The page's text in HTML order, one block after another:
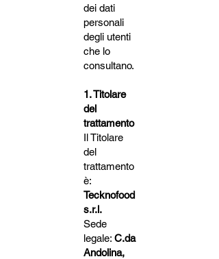
dei dati
personali
degli utenti
che lo
consultano.
1. Titolare
del
trattamento
Il Titolare
del
trattamento
è:
Tecknofood
s.r.l.
Sede
legale: C.da
Andolina,